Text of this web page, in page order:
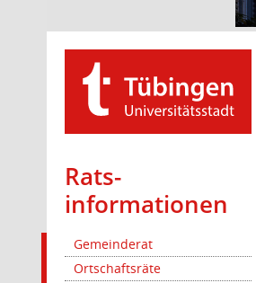
Rats­
informationen
Gemeinderat
Ortschaftsräte